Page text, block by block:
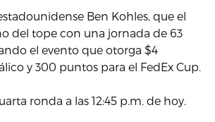
Ben Kohles, que el
del tope con una jornada de 63
el evento que otorga $4
y 300 puntos para el FedEx Cup.
ronda a las 12:45 p.m. de hoy.